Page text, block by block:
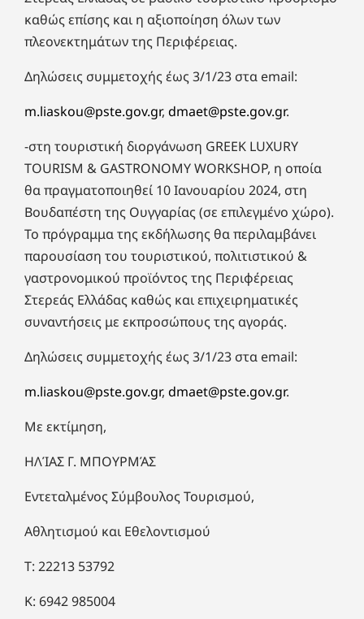
καθώς επίσης και η αξιοποίηση όλων των
πλεονεκτημάτων της Περιφέρειας.
Δηλώσεις συμμετοχής έως 3/1/23 στα email:
m.liaskou@pste.gov.gr, dmaet@pste.gov.gr.
-στη τουριστική διοργάνωση GREEK LUXURY
TOURISM & GASTRONOMY WORKSHOP, η οποία
θα πραγματοποιηθεί 10 Ιανουαρίου 2024, στη
Βουδαπέστη της Ουγγαρίας (σε επιλεγμένο χώρο).
Το πρόγραμμα της εκδήλωσης θα περιλαμβάνει
παρουσίαση του τουριστικού, πολιτιστικού &
γαστρονομικού προϊόντος της Περιφέρειας
Στερεάς Ελλάδας καθώς και επιχειρηματικές
συναντήσεις με εκπροσώπους της αγοράς.
Δηλώσεις συμμετοχής έως 3/1/23 στα email:
m.liaskou@pste.gov.gr, dmaet@pste.gov.gr.
Με εκτίμηση,
ΗΛΊΑΣ Γ. ΜΠΟΥΡΜΆΣ
Εντεταλμένος Σύμβουλος Τουρισμού,
Αθλητισμού και Εθελοντισμού
T: 22213 53792
Κ: 6942 985004